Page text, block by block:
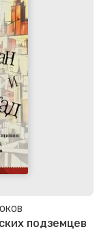
подземцев